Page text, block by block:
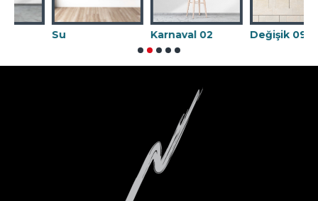
Karnaval 02 Değişik 09